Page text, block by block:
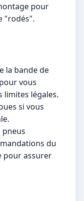
pour
"rodés".
la bande de
vous
limites légales.
si vous
pneus
du
pour assurer